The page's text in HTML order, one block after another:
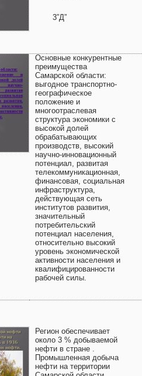
3”Д”
Основные конкурентные
преимущества
Самарской области:
выгодное транспортно-
географическое
положение и
многоотраслевая
структура экономики с
высокой долей
обрабатывающих
производств, высокий
научно-инновационный
потенциал, развитая
телекоммуникационная,
финансовая, социальная
инфраструктура,
действующая сеть
институтов развития,
значительный
потребительский
потенциал населения,
относительно высокий
уровень экономической
активности населения и
квалифицированности
рабочей силы.
Регион обеспечивает
около 3 % добываемой
нефти в стране .
Промышленная добыча
нефти на территории